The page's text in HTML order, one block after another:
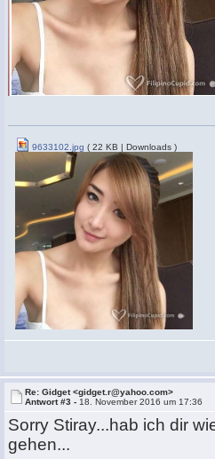
9633102.jpg ( 22 KB | Downloads )
Re: Gidget <gidget.r@yahoo.com>
Antwort #3 - 18. November 2016 um 17:36
Sorry Stiray...hab ich dir
gehen...